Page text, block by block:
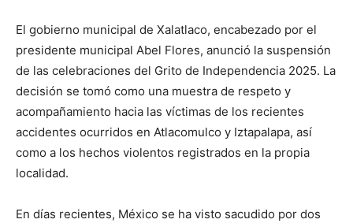
El gobierno municipal de Xalatlaco, encabezado por el
presidente municipal Abel Flores, anunció la suspensión
de las celebraciones del Grito de Independencia 2025. La
decisión se tomó como una muestra de respeto y
acompañamiento hacia las víctimas de los recientes
accidentes ocurridos en Atlacomulco y Iztapalapa, así
como a los hechos violentos registrados en la propia
localidad.
En días recientes, México se ha visto sacudido por dos